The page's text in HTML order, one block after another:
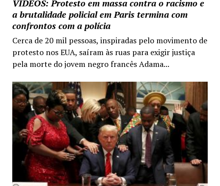
VIDEOS: Protesto em massa contra o racismo e
a brutalidade policial em Paris termina com
confrontos com a polícia
Cerca de 20 mil pessoas, inspiradas pelo movimento de
protesto nos EUA, saíram às ruas para exigir justiça
pela morte do jovem negro francês Adama...